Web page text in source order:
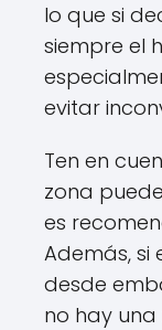
lo que si
siempre el
evitar
Ten en
zona
es
Además, si
desde
no hay